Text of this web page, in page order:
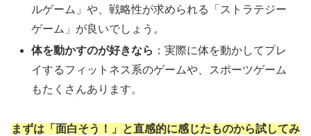
ルゲーム」や、戦略性が求められる「ストラテジー
ゲーム」が良いでしょう。
体を動かすのが好きなら ：実際に体を動かしてプレ
イするフィットネス系のゲームや、スポーツゲーム
もたくさんあります。
まずは「面白そう！」と直感的に感じたものから試してみ